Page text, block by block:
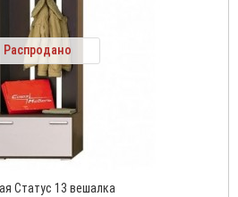
Распродано
Статус 13 вешалка